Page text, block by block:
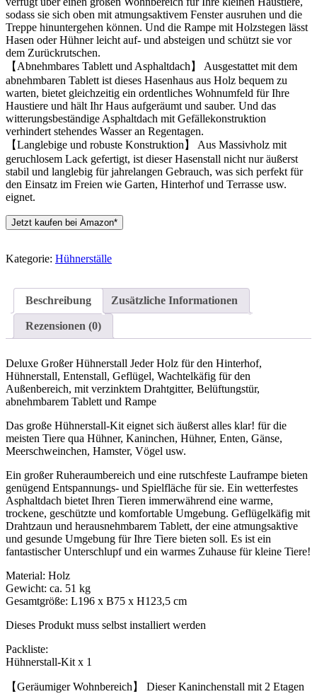
sodass sie sich oben mit atmungsaktivem Fenster ausruhen und die
Treppe hinuntergehen können. Und die Rampe mit Holzstegen lässt
Hasen oder Hühner leicht auf- und absteigen und schützt sie vor
dem Zurückrutschen.
【Abnehmbares Tablett und Asphaltdach】 Ausgestattet mit dem
abnehmbaren Tablett ist dieses Hasenhaus aus Holz bequem zu
warten, bietet gleichzeitig ein ordentliches Wohnumfeld für Ihre
Haustiere und hält Ihr Haus aufgeräumt und sauber. Und das
witterungsbeständige Asphaltdach mit Gefällekonstruktion
verhindert stehendes Wasser an Regentagen.
【Langlebige und robuste Konstruktion】 Aus Massivholz mit
geruchlosem Lack gefertigt, ist dieser Hasenstall nicht nur äußerst
stabil und langlebig für jahrelangen Gebrauch, was sich perfekt für
den Einsatz im Freien wie Garten, Hinterhof und Terrasse usw.
eignet.
Jetzt kaufen bei Amazon*
Kategorie: Hühnerställe
Beschreibung Zusätzliche Informationen
Rezensionen (0)
Deluxe Großer Hühnerstall Jeder Holz für den Hinterhof,
Hühnerstall, Entenstall, Geflügel, Wachtelkäfig für den
Außenbereich, mit verzinktem Drahtgitter, Belüftungstür,
abnehmbarem Tablett und Rampe
Das große Hühnerstall-Kit eignet sich äußerst alles klar! für die
meisten Tiere qua Hühner, Kaninchen, Hühner, Enten, Gänse,
Meerschweinchen, Hamster, Vögel usw.
Ein großer Ruheraumbereich und eine rutschfeste Lauframpe bieten
genügend Entspannungs- und Spielfläche für sie. Ein wetterfestes
Asphaltdach bietet Ihren Tieren immerwährend eine warme,
trockene, geschützte und komfortable Umgebung. Geflügelkäfig mit
Drahtzaun und herausnehmbarem Tablett, der eine atmungsaktive
und gesunde Umgebung für Ihre Tiere bieten soll. Es ist ein
fantastischer Unterschlupf und ein warmes Zuhause für kleine Tiere!
Material: Holz
Gewicht: ca. 51 kg
Gesamtgröße: L196 x B75 x H123,5 cm
Dieses Produkt muss selbst installiert werden
Packliste:
Hühnerstall-Kit x 1
【Geräumiger Wohnbereich】 Dieser Kaninchenstall mit 2 Etagen